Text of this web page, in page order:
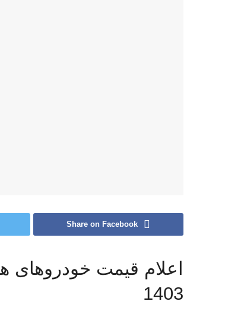
Share on Facebook
اعلام قیمت خودروهای
1403